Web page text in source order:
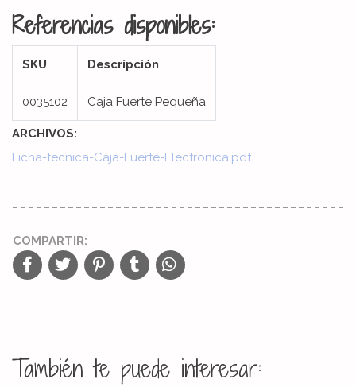
Referencias disponibles:
SKU Descripción
0035102 Caja Fuerte Pequeña
ARCHIVOS:
Ficha-tecnica-Caja-Fuerte-Electronica.pdf
COMPARTIR:
También te puede interesar: